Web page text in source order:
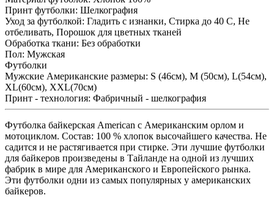
Принт футболки: Шелкография
Уход за футболкой: Гладить с изнанки, Стирка до 40 С, Не
отбеливать, Порошок для цветных тканей
Обработка ткани: Без обработки
Пол: Мужская
Футболки
Мужские Американские размеры: S (46см), M (50см), L(54см),
XL(60см), XXL(70см)
Принт - технология: Фабричный - шелкография
Футболка байкерская American с Американским орлом и
мотоциклом. Состав: 100 % хлопок высочайшего качества. Не
садится и не растягивается при стирке. Эти лучшие футболки
для байкеров произведены в Тайланде на одной из лучших
фабрик в мире для Американского и Европейского рынка.
Эти футболки одни из самых популярных у американских
байкеров.